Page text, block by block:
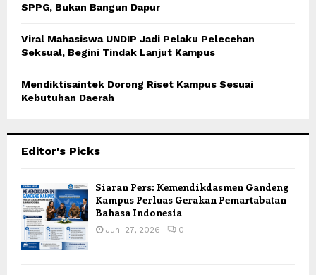
SPPG, Bukan Bangun Dapur
Viral Mahasiswa UNDIP Jadi Pelaku Pelecehan
Seksual, Begini Tindak Lanjut Kampus
Mendiktisaintek Dorong Riset Kampus Sesuai
Kebutuhan Daerah
Editor's Picks
Siaran Pers: Kemendikdasmen Gandeng
Kampus Perluas Gerakan Pemartabatan
Bahasa Indonesia
Juni 27, 2026 0